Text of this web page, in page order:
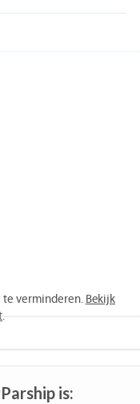
te verminderen. Bekijk
.
is: